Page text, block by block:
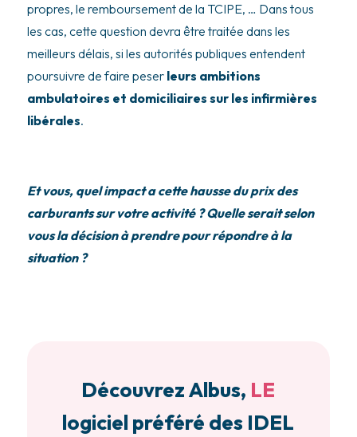
propres, le remboursement de la TCIPE, … Dans tous
les cas, cette question devra être traitée dans les
meilleurs délais, si les autorités publiques entendent
poursuivre de faire peser leurs ambitions
ambulatoires et domiciliaires sur les infirmières
libérales.
Et vous, quel impact a cette hausse du prix des
carburants sur votre activité ? Quelle serait selon
vous la décision à prendre pour répondre à la
situation ?
Découvrez Albus, LE
logiciel préféré des IDEL